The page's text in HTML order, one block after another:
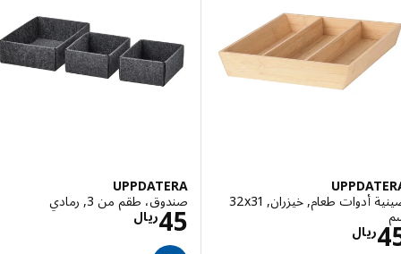
صينية أدوات طعام, خيزران, ‎32x31
ريالالاسعار ريال 45
UPPDATERA
صندوق، طقم من 3, رمادي
ريال45 الاسعار ريال 45